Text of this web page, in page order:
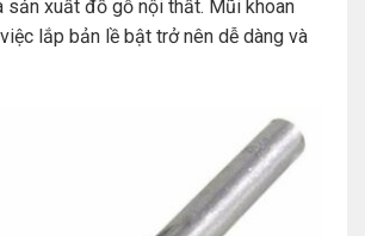
sản xuất đồ gỗ nội thất. Mũi khoan
lắp bản lề bật trở nên dễ dàng và